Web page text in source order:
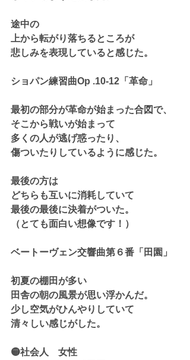
途中の
上から転がり落ちるところが
悲しみを表現していると感じた。
ショパン練習曲Op .10-12「革命」
最初の部分が革命が始まった合図で、
そこから戦いが始まって
多くの人が逃げ惑ったり、
傷ついたりしているように感じた。
最後の方は
どちらも互いに消耗していて
最後の最後に決着がついた。
（とても面白い想像です！）
ベートーヴェン交響曲第６番「田園」
初夏の棚田が多い
田舎の朝の風景が思い浮かんだ。
少し空気がひんやりしていて
清々しい感じがした。
🟡社会人　女性